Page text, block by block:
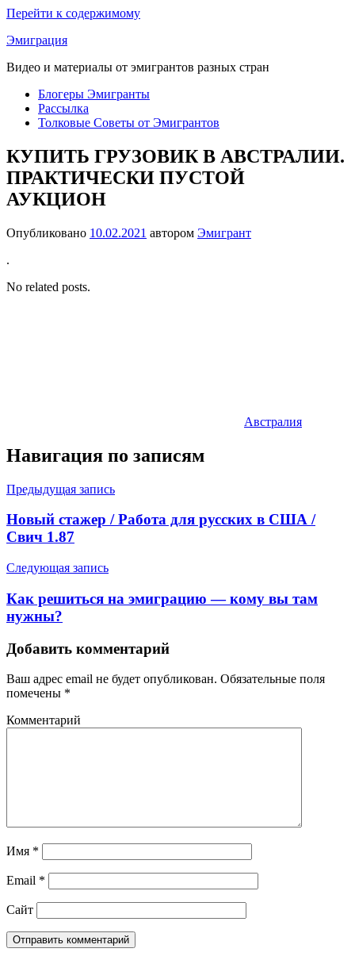
Перейти к содержимому
Эмиграция
Видео и материалы от эмигрантов разных стран
Блогеры Эмигранты
Рассылка
Толковые Советы от Эмигрантов
КУПИТЬ ГРУЗОВИК В АВСТРАЛИИ.
ПРАКТИЧЕСКИ ПУСТОЙ
АУКЦИОН
Опубликовано 10.02.2021 автором Эмигрант
.
No related posts.
Австралия
Навигация по записям
Предыдущая запись
Новый стажер / Работа для русских в США /
Свич 1.87
Следующая запись
Как решиться на эмиграцию — кому вы там
нужны?
Добавить комментарий
Ваш адрес email не будет опубликован. Обязательные поля
помечены *
Комментарий
Имя *
Email *
Сайт